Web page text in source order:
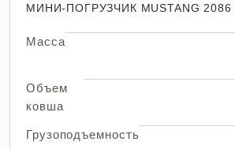
МИНИ-ПОГРУЗЧИК MUSTANG 2086
Масса
Объем
ковша
Грузоподъемность